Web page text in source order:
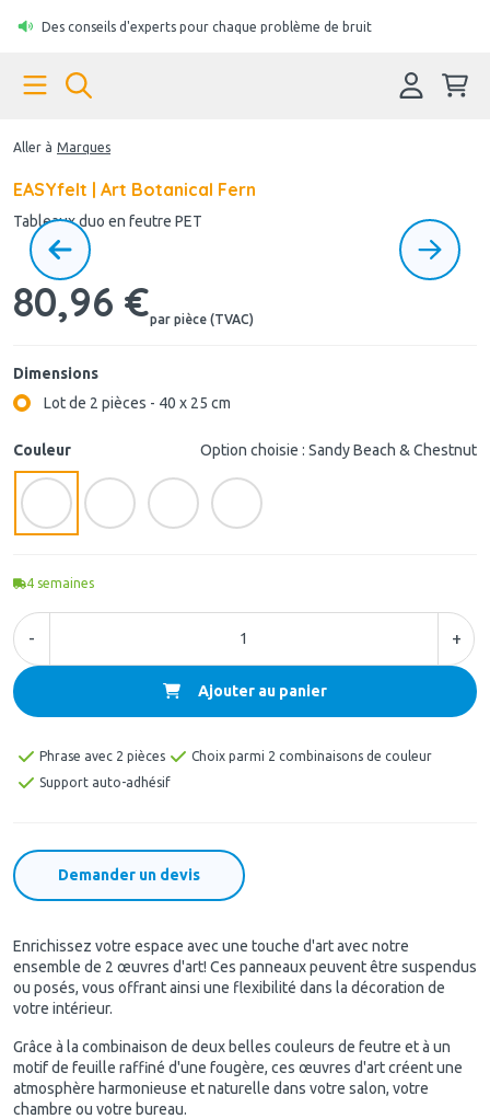
Des conseils d'experts pour chaque problème de bruit
Aller à Marques
EASYfelt | Art Botanical Fern
Tableaux duo en feutre PET
80,96 €par pièce (TVAC)
Dimensions
Lot de 2 pièces - 40 x 25 cm
Couleur Option choisie : Sandy Beach & Chestnut
4 semaines
- +
Ajouter au panier
Phrase avec 2 pièces
Choix parmi 2 combinaisons de couleur
Support auto-adhésif
Demander un devis
Enrichissez votre espace avec une touche d'art avec notre
ensemble de 2 œuvres d'art! Ces panneaux peuvent être suspendus
ou posés, vous offrant ainsi une flexibilité dans la décoration de
votre intérieur.
Grâce à la combinaison de deux belles couleurs de feutre et à un
motif de feuille raffiné d'une fougère, ces œuvres d'art créent une
atmosphère harmonieuse et naturelle dans votre salon, votre
chambre ou votre bureau.